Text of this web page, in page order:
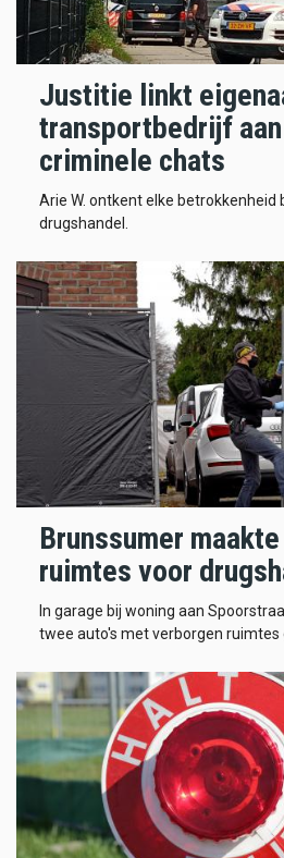
Justitie linkt
transportbedrijf aan
criminele chats
Arie W. ontkent elke betrokkenheid
drugshandel.
Brunssumer
ruimtes voor
In garage bij woning aan
twee auto's met verborgen ruimtes